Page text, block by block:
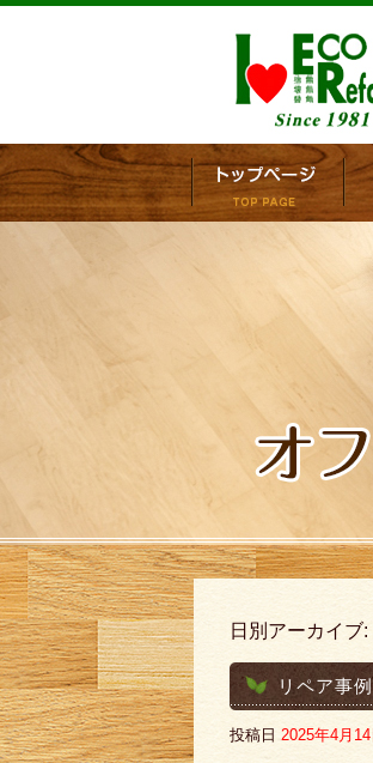
日別アーカイブ:
リペア事
投稿日 2025年4月14